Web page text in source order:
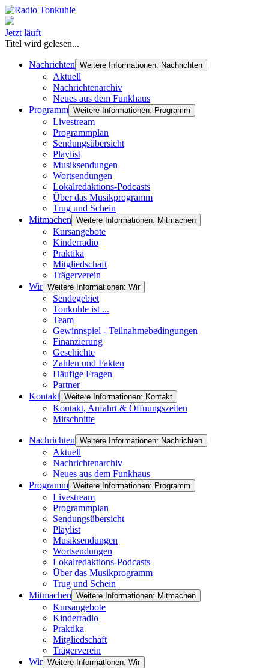
Jetzt läuft
Titel wird gelesen...
Nachrichten Weitere Informationen: Nachrichten
Aktuell
Nachrichtenarchiv
Neues aus dem Funkhaus
Programm Weitere Informationen: Programm
Livestream
Programmplan
Sendungsübersicht
Playlist
Musiksendungen
Wortsendungen
Lokalredaktions-Podcasts
Über das Musikprogramm
Trug und Schein
Mitmachen Weitere Informationen: Mitmachen
Kursangebote
Kinderradio
Praktika
Mitgliedschaft
Trägerverein
Wir Weitere Informationen: Wir
Sendegebiet
Tonkuhle ist ...
Team
Gewinnspiel - Teilnahmebedingungen
Finanzierung
Geschichte
Zahlen und Fakten
Häufige Fragen
Partner
Kontakt Weitere Informationen: Kontakt
Kontakt, Anfahrt & Öffnungszeiten
Mitschnitte
Nachrichten Weitere Informationen: Nachrichten
Aktuell
Nachrichtenarchiv
Neues aus dem Funkhaus
Programm Weitere Informationen: Programm
Livestream
Programmplan
Sendungsübersicht
Playlist
Musiksendungen
Wortsendungen
Lokalredaktions-Podcasts
Über das Musikprogramm
Trug und Schein
Mitmachen Weitere Informationen: Mitmachen
Kursangebote
Kinderradio
Praktika
Mitgliedschaft
Trägerverein
Wir Weitere Informationen: Wir